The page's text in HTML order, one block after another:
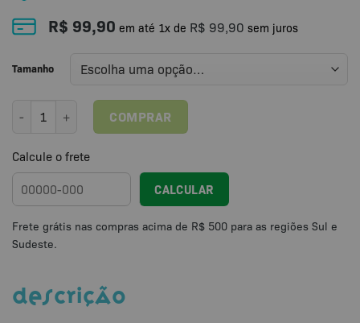
R$ 99,90 em até 1x de R$ 99,90 sem juros
Tamanho
Cinta de Lateralidade para Contenção e Transporte quantidade
COMPRAR
Calcule o frete
CALCULAR
DESCRIÇÃO